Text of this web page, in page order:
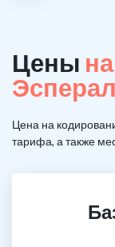
Цены
Цена на
тарифа, а также